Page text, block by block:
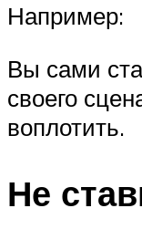
Например:
Вы сами
своего
воплотить.
Не